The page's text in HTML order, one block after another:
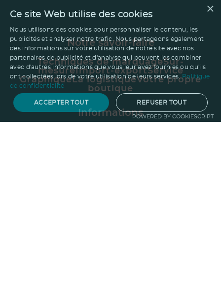
Notre savoir-faire
Techniques de marquageSur-
mesureImport-exportService
GraphiqueLa logistiqueVotre propre
boutique
Informations
×
Ce site Web utilise des cookies
Nous utilisons des cookies pour personnaliser le contenu, les
publicités et analyser notre trafic. Nous partageons également
des informations sur votre utilisation de notre site avec nos
partenaires de publicité et d'analyse qui peuvent les combiner
avec d'autres informations que vous leur avez fournies ou qu'ils
ont collectées lors de votre utilisation de leurs services.Politique
de confidentialité
ACCEPTER TOUT REFUSER TOUT
POWERED BY COOKIESCRIPT